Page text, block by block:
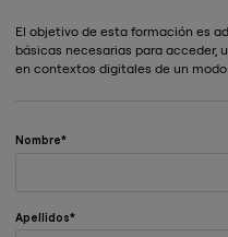
El objetivo de esta formación es
básicas necesarias para acceder,
en contextos digitales de un
Nombre
Apellidos